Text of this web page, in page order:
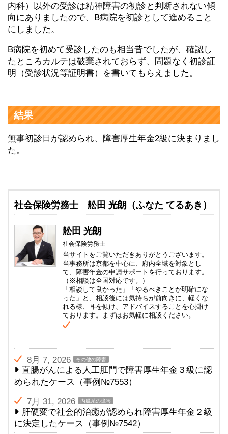
内科）以外の受診は精神障害の初診と判断されない傾
向にありましたので、B病院を初診として進めること
にしました。
B病院を初めて受診したのも相当昔でしたが、確認し
たところカルテは破棄されておらず、問題なく初診証
明（受診状況等証明書）を書いてもらえました。
結果
無事初診日が認められ、障害厚生年金2級に決まりまし
た。
社会保険労務士 舩田 光朗（ふなた てるあき）
舩田 光朗
社会保険労務士
当サイトをご覧いただきありがとうございます。
当事務所は京都を中心に、府内全域を対象とし
て、障害年金の申請サポートを行っております。
（※相談は全国対応です。）
「相談して良かった」「やるべきことが明確にな
った」と、相談後には気持ちが前向きに、軽くな
れる様、耳を傾け、アドバイスすることを心掛け
ております。まずはお気軽に相談ください。
8月 7, 2026 その他の障害
直腸がんによる人工肛門で障害厚生年金３級に認
められたケース（事例№7553）
7月 31, 2026 内臓系の障害
肝硬変で社会的治癒が認められ障害厚生年金２級
に決定したケース（事例№7542）